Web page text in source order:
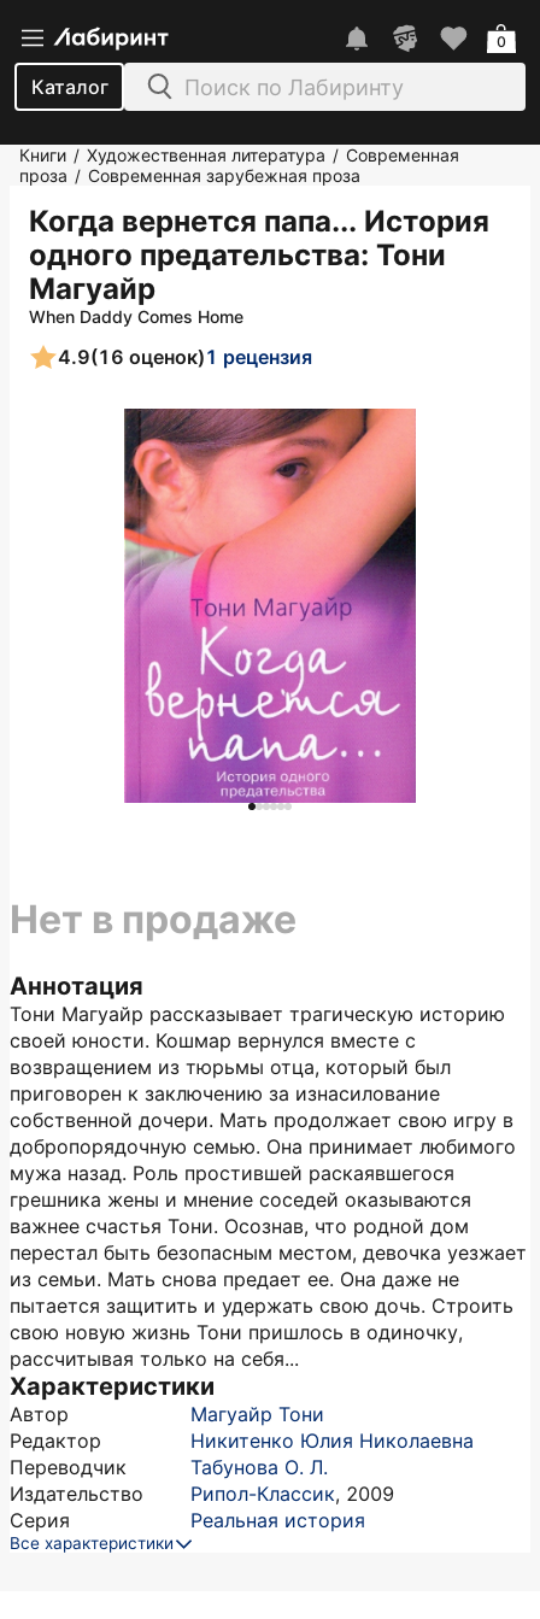
Каталог
0
Книги / Художественная литература / Современная
проза / Современная зарубежная проза
Когда вернется папа... История
одного предательства: Тони
Магуайр
When Daddy Comes Home
4.9(16 оценок)1 рецензия
Аннотация
Тони Магуайр рассказывает трагическую историю
своей юности. Кошмар вернулся вместе с
возвращением из тюрьмы отца, который был
приговорен к заключению за изнасилование
собственной дочери. Мать продолжает свою игру в
добропорядочную семью. Она принимает любимого
мужа назад. Роль простившей раскаявшегося
грешника жены и мнение соседей оказываются
важнее счастья Тони. Осознав, что родной дом
перестал быть безопасным местом, девочка уезжает
из семьи. Мать снова предает ее. Она даже не
пытается защитить и удержать свою дочь. Строить
свою новую жизнь Тони пришлось в одиночку,
рассчитывая только на себя...
Характеристики
Автор
Магуайр Тони
Редактор
Никитенко Юлия Николаевна
Переводчик
Табунова О. Л.
Издательство
Рипол-Классик, 2009
Серия
Реальная история
Все характеристики
Нет в продаже